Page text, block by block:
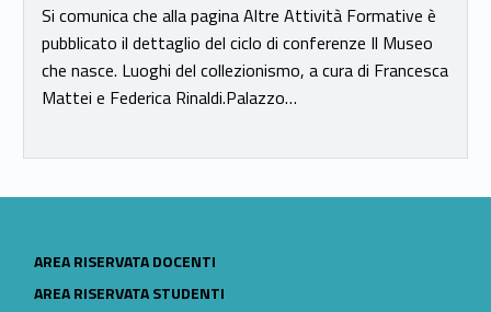
Si comunica che alla pagina Altre Attività Formative è
pubblicato il dettaglio del ciclo di conferenze Il Museo
che nasce. Luoghi del collezionismo, a cura di Francesca
Mattei e Federica Rinaldi.Palazzo…
LINK IDENTIFIER #IDENTIFIER__161418-20
AREA RISERVATA DOCENTI
LINK IDENTIFIER #IDENTIFIER__162411-21
AREA RISERVATA STUDENTI